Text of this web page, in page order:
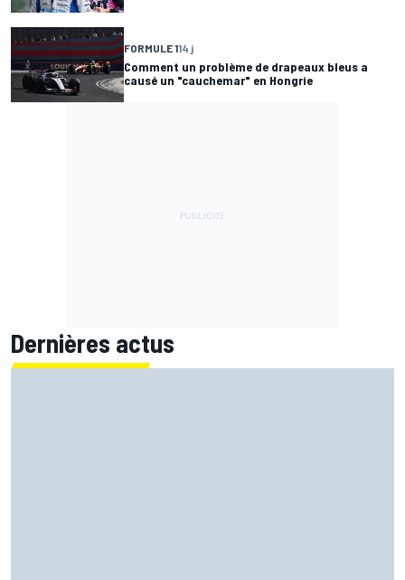
FORMULE 114 j
Comment un problème de drapeaux bleus a
causé un "cauchemar" en Hongrie
Dernières actus